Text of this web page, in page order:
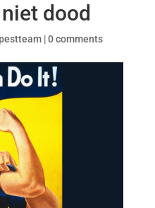
dood
|0 comments